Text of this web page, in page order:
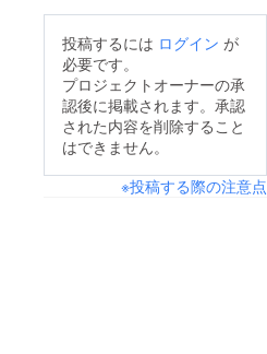
投稿するには ログイン が
必要です。
プロジェクトオーナーの承
認後に掲載されます。承認
された内容を削除すること
はできません。
※投稿する際の注意点